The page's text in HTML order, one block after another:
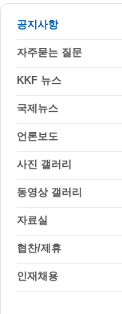
공지사항
자주묻는 질문
KKF 뉴스
국제뉴스
언론보도
사진 갤러리
동영상 갤러리
자료실
협찬/제휴
인재채용